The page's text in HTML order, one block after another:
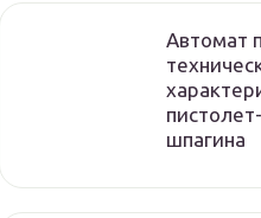
Автомат
шпагина